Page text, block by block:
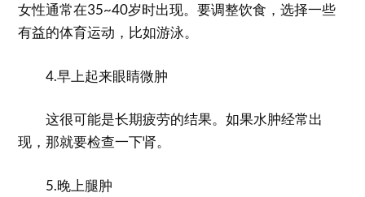
女性通常在35~40岁时出现。要调整饮食，选择一些
有益的体育运动，比如游泳。
4.早上起来眼睛微肿
这很可能是长期疲劳的结果。如果水肿经常出
现，那就要检查一下肾。
5.晚上腿肿